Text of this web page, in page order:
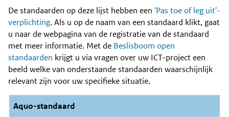
Content
De standaarden op deze lijst hebben een 'Pas toe of leg uit'-
verplichting. Als u op de naam van een standaard klikt, gaat
u naar de webpagina van de registratie van de standaard
met meer informatie. Met de Beslisboom open
standaarden krijgt u via vragen over uw ICT-project een
beeld welke van onderstaande standaarden waarschijnlijk
relevant zijn voor uw specifieke situatie.
Aquo-standaard